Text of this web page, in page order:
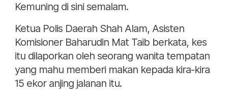
Kemuning di sini semalam.
Ketua Polis Daerah Shah Alam, Asisten
Komisioner Baharudin Mat Taib berkata, kes
itu dilaporkan oleh seorang wanita tempatan
yang mahu memberi makan kepada kira-kira
15 ekor anjing jalanan itu.